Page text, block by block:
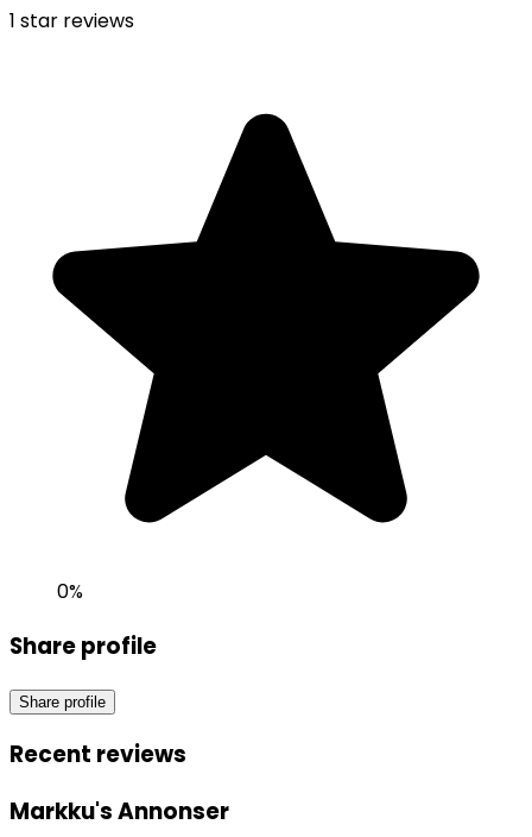
1 star reviews
0%
Share profile
Share profile
Recent reviews
Markku'sAnnonser